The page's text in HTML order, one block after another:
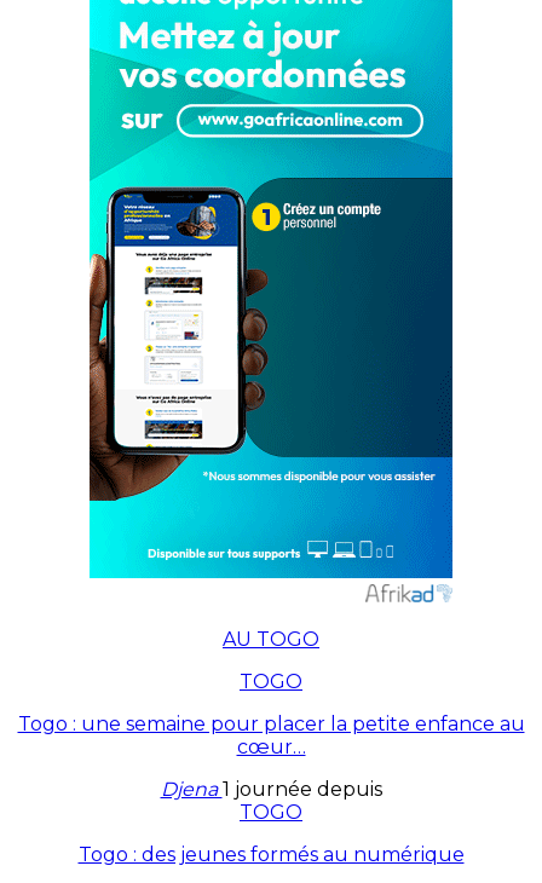
AU TOGO
TOGO
Togo : une semaine pour placer la petite enfance au
cœur…
Djena1 journée depuis
TOGO
Togo : des jeunes formés au numérique